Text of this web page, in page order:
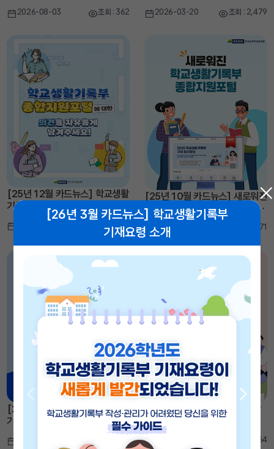
2026-08-03 조회 : 362 2026-03-20 조회 : 2,479
[25년 12월 카드뉴스] 학교생활
기록부 종합지원포털 만족도 기
조회 : 402
[25년 10월 카드뉴스] 새로워진
학교생활기록부 종합지원포털 소
개
2025-10-21 조회 : 1,471
[25년 9월 카드뉴스] 학교생활
기록부 전자책 소개
[25년 6월 카드뉴스] 학교생활
기록부 기재 길라잡이와 설명영
상 소개
조회 : 1,364
[26년 3월 카드뉴스] 학교생활기록부
기재요령 소개